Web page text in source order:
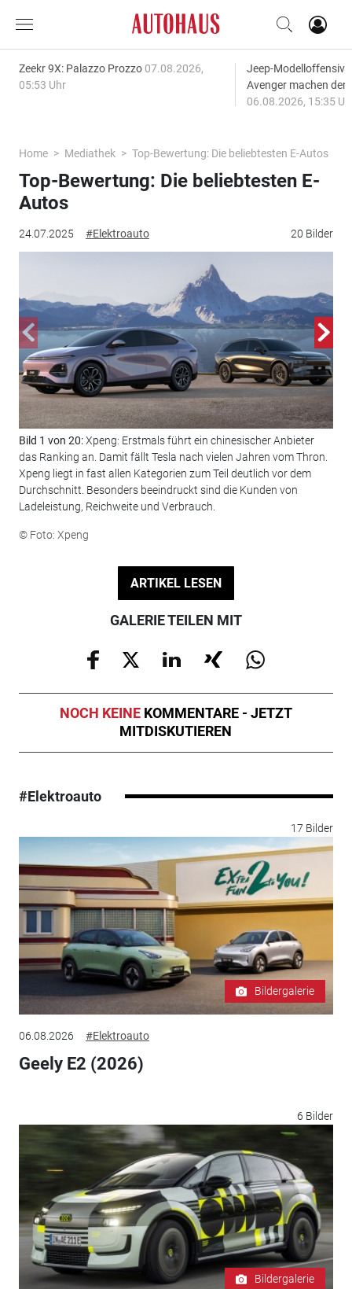
Zeekr 9X: Palazzo Prozzo 07.08.2026,
05:53 Uhr
Jeep-
Avenger machen
06.08.2026, 15:35
Home Mediathek Top-Bewertung: Die beliebtesten E-Autos
24.07.2025 #Elektroauto 20 Bilder
Top-Bewertung: Die beliebtesten E-
Autos
Bild 1 von 20:Xpeng: Erstmals führt ein chinesischer Anbieter
das Ranking an. Damit fällt Tesla nach vielen Jahren vom Thron.
Xpeng liegt in fast allen Kategorien zum Teil deutlich vor dem
Durchschnitt. Besonders beeindruckt sind die Kunden von
Ladeleistung, Reichweite und Verbrauch.
© Foto: Xpeng
ARTIKEL LESEN
GALERIE TEILEN MIT
NOCH KEINE KOMMENTARE - JETZT
MITDISKUTIEREN
#Elektroauto
17 Bilder
Bildergalerie
06.08.2026 #Elektroauto
Geely E2 (2026)
6 Bilder
Bildergalerie